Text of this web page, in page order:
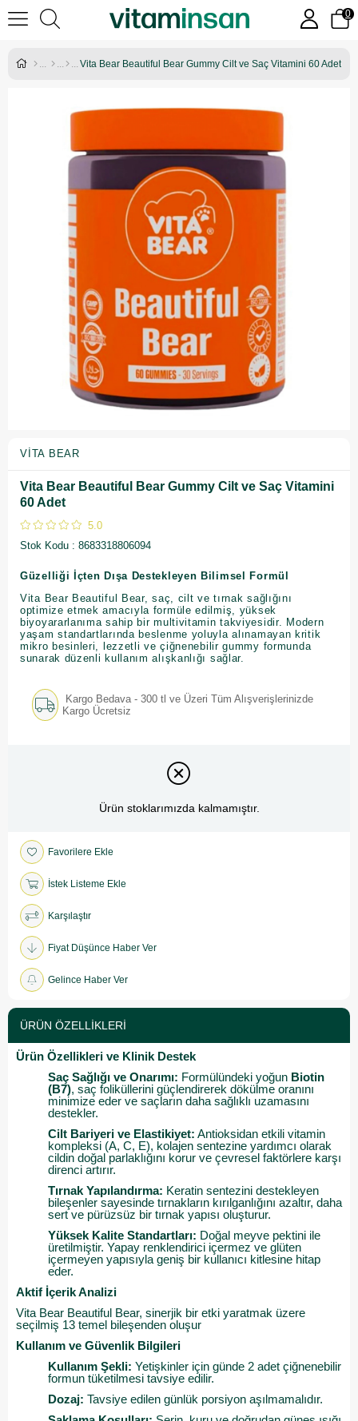
0
Vita Bear Beautiful Bear Gummy Cilt ve Saç Vitamini 60 Adet
VITA BEAR
Vita Bear Beautiful Bear Gummy Cilt ve Saç Vitamini
60 Adet
5.0
Stok Kodu
8683318806094
Güzelliği İçten Dışa Destekleyen Bilimsel Formül
Vita Bear Beautiful Bear, saç, cilt ve tırnak sağlığını
optimize etmek amacıyla formüle edilmiş, yüksek
biyoyararlanıma sahip bir multivitamin takviyesidir. Modern
yaşam standartlarında beslenme yoluyla alınamayan kritik
mikro besinleri, lezzetli ve çiğnenebilir gummy formunda
sunarak düzenli kullanım alışkanlığı sağlar.
Kargo Bedava - 300 tl ve Üzeri Tüm Alışverişlerinizde
Kargo Ücretsiz
Ürün stoklarımızda kalmamıştır.
Favorilere Ekle
İstek Listeme Ekle
Karşılaştır
Fiyat Düşünce Haber Ver
Gelince Haber Ver
ÜRÜN ÖZELLIKLERI
Ürün Özellikleri ve Klinik Destek
Saç Sağlığı ve Onarımı: Formülündeki yoğun Biotin
(B7), saç foliküllerini güçlendirerek dökülme oranını
minimize eder ve saçların daha sağlıklı uzamasını
destekler.
Cilt Bariyeri ve Elastikiyet: Antioksidan etkili vitamin
kompleksi (A, C, E), kolajen sentezine yardımcı olarak
cildin doğal parlaklığını korur ve çevresel faktörlere karşı
direnci artırır.
Tırnak Yapılandırma: Keratin sentezini destekleyen
bileşenler sayesinde tırnakların kırılganlığını azaltır, daha
sert ve pürüzsüz bir tırnak yapısı oluşturur.
Yüksek Kalite Standartları: Doğal meyve pektini ile
üretilmiştir. Yapay renklendirici içermez ve glüten
içermeyen yapısıyla geniş bir kullanıcı kitlesine hitap
eder.
Aktif İçerik Analizi
Vita Bear Beautiful Bear, sinerjik bir etki yaratmak üzere
seçilmiş 13 temel bileşenden oluşur
Kullanım ve Güvenlik Bilgileri
Kullanım Şekli: Yetişkinler için günde 2 adet çiğnenebilir
formun tüketilmesi tavsiye edilir.
Dozaj: Tavsiye edilen günlük porsiyon aşılmamalıdır.